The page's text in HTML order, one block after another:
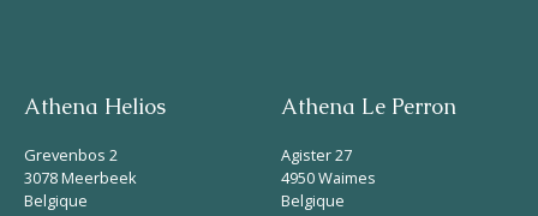
Athena Helios
Grevenbos 2
3078 Meerbeek
Belgique
Athena Le Perron
Agister 27
4950 Waimes
Belgique